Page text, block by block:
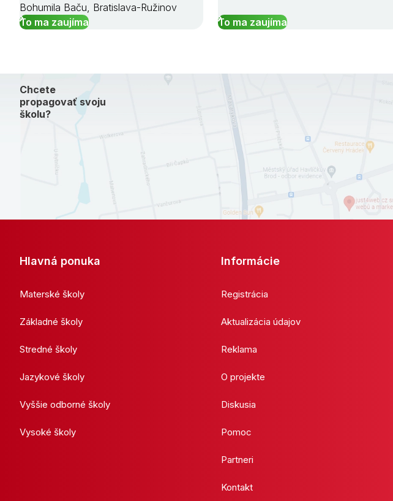
Bohumila Baču, Bratislava-Ružinov
To ma zaujíma
To ma zaujíma
Chcete
propagovať svoju
školu?
Hlavná ponuka
Materské školy
Základné školy
Stredné školy
Jazykové školy
Vyššie odborné školy
Vysoké školy
Informácie
Registrácia
Aktualizácia údajov
Reklama
O projekte
Diskusia
Pomoc
Partneri
Kontakt